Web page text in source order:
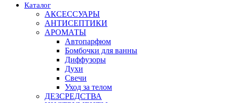
Каталог
АКСЕССУАРЫ
АНТИСЕПТИКИ
АРОМАТЫ
Автопарфюм
Бомбочки для ванны
Диффузоры
Духи
Свечи
Уход за телом
ДЕЗСРЕДСТВА